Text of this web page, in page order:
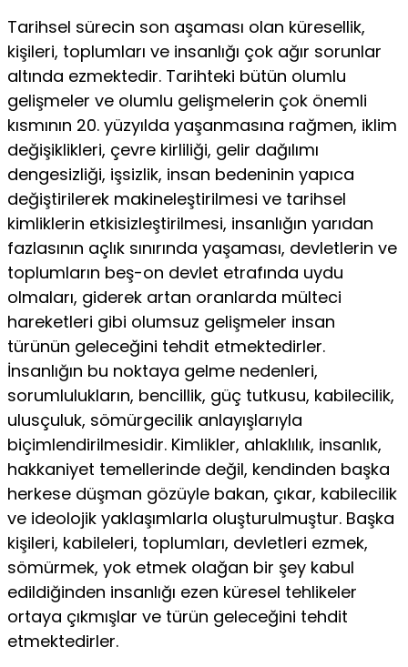
Tarihsel sürecin son aşaması olan küresellik,
kişileri, toplumları ve insanlığı çok ağır sorunlar
altında ezmektedir. Tarihteki bütün olumlu
gelişmeler ve olumlu gelişmelerin çok önemli
kısmının 20. yüzyılda yaşanmasına rağmen, iklim
değişiklikleri, çevre kirliliği, gelir dağılımı
dengesizliği, işsizlik, insan bedeninin yapıca
değiştirilerek makineleştirilmesi ve tarihsel
kimliklerin etkisizleştirilmesi, insanlığın yarıdan
fazlasının açlık sınırında yaşaması, devletlerin ve
toplumların beş-on devlet etrafında uydu
olmaları, giderek artan oranlarda mülteci
hareketleri gibi olumsuz gelişmeler insan
türünün geleceğini tehdit etmektedirler.
İnsanlığın bu noktaya gelme nedenleri,
sorumlulukların, bencillik, güç tutkusu, kabilecilik,
ulusçuluk, sömürgecilik anlayışlarıyla
biçimlendirilmesidir. Kimlikler, ahlaklılık, insanlık,
hakkaniyet temellerinde değil, kendinden başka
herkese düşman gözüyle bakan, çıkar, kabilecilik
ve ideolojik yaklaşımlarla oluşturulmuştur. Başka
kişileri, kabileleri, toplumları, devletleri ezmek,
sömürmek, yok etmek olağan bir şey kabul
edildiğinden insanlığı ezen küresel tehlikeler
ortaya çıkmışlar ve türün geleceğini tehdit
etmektedirler.